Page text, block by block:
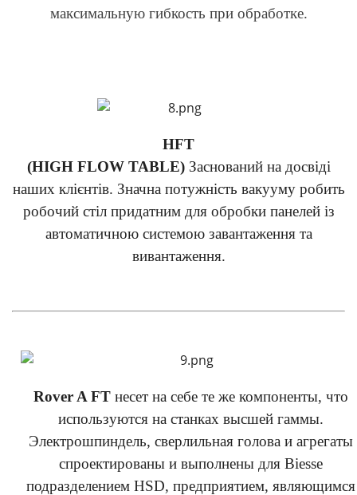
максимальную гибкость при обработке.
HFT
(HIGH FLOW TABLE)Заснований на досвіді
наших клієнтів. Значна потужність вакууму робить
робочий стіл придатним для обробки панелей із
автоматичною системою завантаження та
вивантаження.
Rover A FT несет на себе те же компоненты, что
используются на станках высшей гаммы.
Электрошпиндель, сверлильная голова и агрегаты
спроектированы и выполнены для Biesse
подразделением HSD, предприятием, являющимся